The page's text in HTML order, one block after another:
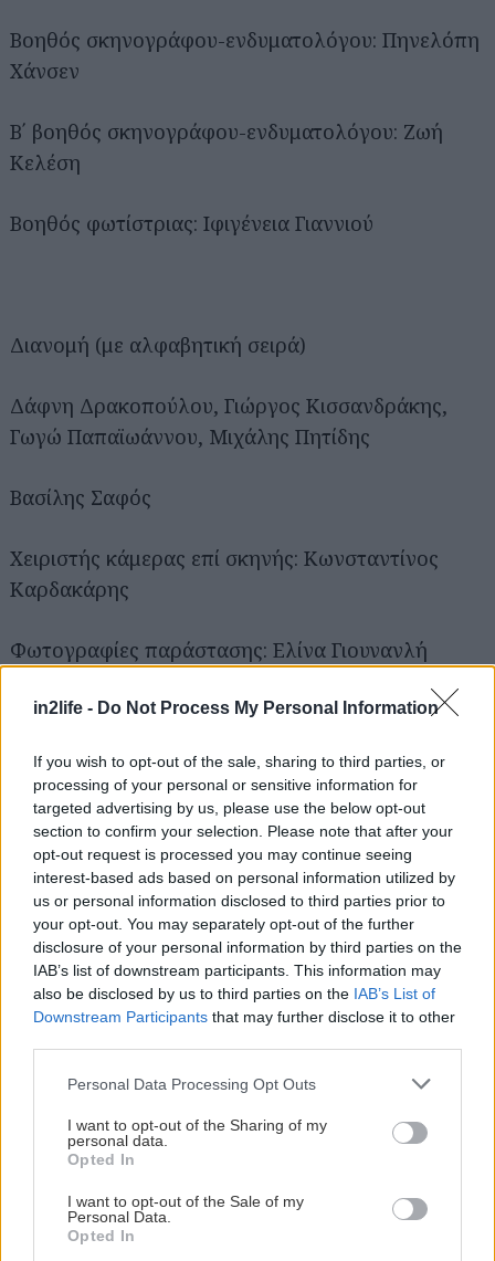
in2life - Do Not Process My Personal Information
If you wish to opt-out of the sale, sharing to third parties, or
processing of your personal or sensitive information for
targeted advertising by us, please use the below opt-out
section to confirm your selection. Please note that after your
opt-out request is processed you may continue seeing
interest-based ads based on personal information utilized by
us or personal information disclosed to third parties prior to
your opt-out. You may separately opt-out of the further
disclosure of your personal information by third parties on the
IAB’s list of downstream participants. This information may
also be disclosed by us to third parties on the IAB’s List of
Downstream Participants that may further disclose it to other
Please note that this website/app uses one or more Google
not limited to your visit or usage behaviour. You may click to
grant or deny consent to Google and its third-party tags to
use your data for below specified purposes in below Google
consent section.
Personal Data Processing Opt Outs
I want to opt-out of the Sharing of my
personal data.
Opted In
I want to opt-out of the Sale of my
Personal Data.
Opted In
Βοηθός σκηνογράφου-ενδυματολόγου: Πηνελόπη
Χάνσεν
Β΄ βοηθός σκηνογράφου-ενδυματολόγου: Ζωή
Κελέση
Βοηθός φωτίστριας: Ιφιγένεια Γιαννιού
Διανομή (με αλφαβητική σειρά)
Δάφνη Δρακοπούλου, Γιώργος Κισσανδράκης,
Γωγώ Παπαϊωάννου, Μιχάλης Πητίδης
Βασίλης Σαφός
Χειριστής κάμερας επί σκηνής: Κωνσταντίνος
Καρδακάρης
Φωτογραφίες παράστασης: Ελίνα Γιουνανλή
Βίντεο παράστασης: Γιώργος Κυβερνήτης
Generation Lost
του Γρηγόρη Λιακόπουλου
Πρεμιέρα: 28 Μαρτίου 2024
Σκηνή «Νίκος Κούρκουλος»
Ημέρες και ώρες παραστάσεων: Τετάρτη